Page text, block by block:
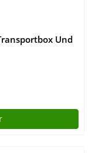
Und